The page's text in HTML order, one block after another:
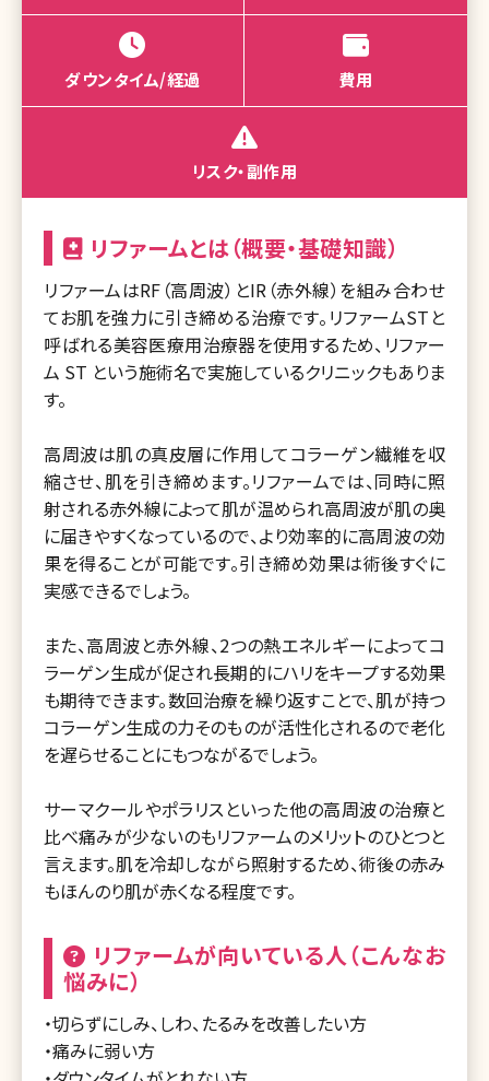
ダウンタイム/経過 費用
リスク・副作用
リファームとは（概要・基礎知識）
リファームはRF（高周波）とIR（赤外線）を組み合わせ
てお肌を強力に引き締める治療です。リファームSTと
呼ばれる美容医療用治療器を使用するため、リファー
ム ST という施術名で実施しているクリニックもありま
す。
高周波は肌の真皮層に作用してコラーゲン繊維を収
縮させ、肌を引き締めます。リファームでは、同時に照
射される赤外線によって肌が温められ高周波が肌の奥
に届きやすくなっているので、より効率的に高周波の効
果を得ることが可能です。引き締め効果は術後すぐに
実感できるでしょう。
また、高周波と赤外線、2つの熱エネルギーによってコ
ラーゲン生成が促され長期的にハリをキープする効果
も期待できます。数回治療を繰り返すことで、肌が持つ
コラーゲン生成の力そのものが活性化されるので老化
を遅らせることにもつながるでしょう。
サーマクールやポラリスといった他の高周波の治療と
比べ痛みが少ないのもリファームのメリットのひとつと
言えます。肌を冷却しながら照射するため、術後の赤み
もほんのり肌が赤くなる程度です。
リファームが向いている人（こんなお
悩みに）
・切らずにしみ、しわ、たるみを改善したい方
・痛みに弱い方